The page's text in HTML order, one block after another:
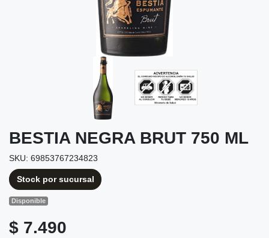
BESTIA NEGRA BRUT 750 ML
SKU: 69853767234823
Stock por sucursal
Disponible
$ 7.490